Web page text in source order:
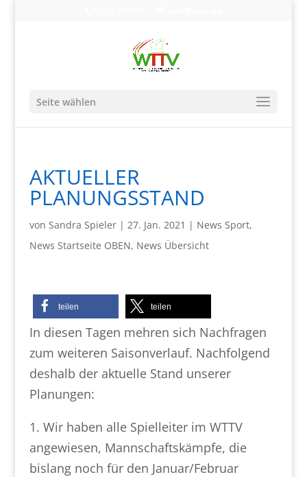
Seite wählen
AKTUELLER
PLANUNGSSTAND
von Sandra Spieler| 27. Jan. 2021 | News Sport,
News Startseite OBEN, News Übersicht
teilen teilen
In diesen Tagen mehren sich Nachfragen
zum weiteren Saisonverlauf. Nachfolgend
deshalb der aktuelle Stand unserer
Planungen:
1. Wir haben alle Spielleiter im WTTV
angewiesen, Mannschaftskämpfe, die
bislang noch für den Januar/Februar